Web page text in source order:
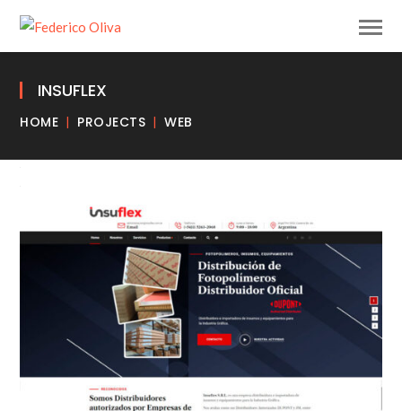
INSUFLEX
HOME PROJECTS WEB